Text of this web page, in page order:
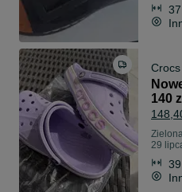
37
140
29
39